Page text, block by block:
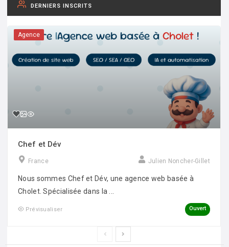
DERNIERS INSCRITS
Agence
Chef et Dév
France Julien Noncher-Gillet
Nous sommes Chef et Dév, une agence web basée à
Cholet. Spécialisée dans la ...
Prévisualiser Ouvert